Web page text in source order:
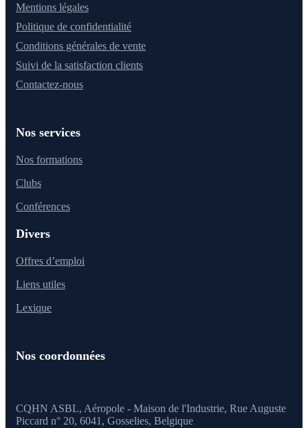
Mentions légales
Politique de confidentialité
Conditions générales de vente
Suivi de la satisfaction clients
Contactez-nous
Nos services
Nos formations
Clubs
Conférences
Divers
Offres d’emploi
Liens utiles
Lexique
Nos coordonnées
CQHN ASBL, Aéropole - Maison de l'Industrie, Rue Auguste
Piccard n° 20, 6041, Gosselies, Belgique